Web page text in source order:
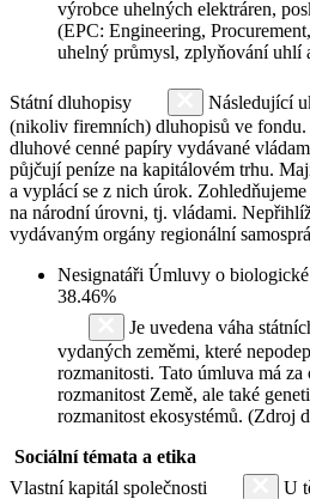
výrobce uhelných elektráren,
(EPC: Engineering,
uhelný průmysl, zplyňování uhlí
Státní dluhopisy
Následující
(nikoliv firemních) dluhopisů ve
dluhové cenné papíry vydávané
půjčují peníze na kapitálovém trhu.
a vyplácí se z nich úrok.
na národní úrovni, tj. vládami.
vydávaným orgány regionální
Nesignatáři Úmluvy o
38.46%
Je uvedena váha
vydaných zeměmi, které
rozmanitosti. Tato úmluva má
rozmanitost Země, ale také
rozmanitost ekosystémů. (Zdroj
Sociální témata a etika
Vlastní kapitál společnosti
U